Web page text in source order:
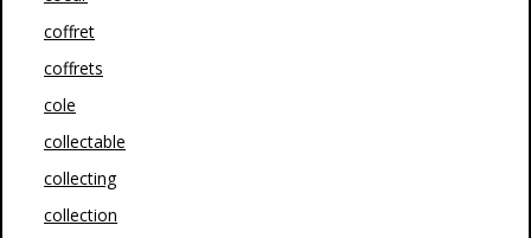
coffret
coffrets
cole
collectable
collecting
collection